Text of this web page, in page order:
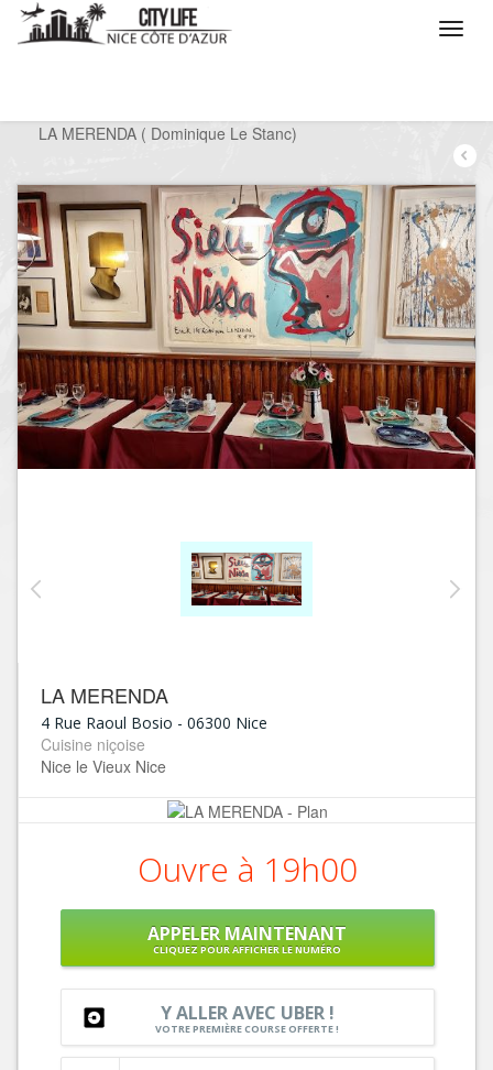
LA MERENDA ( Dominique Le Stanc)
LA MERENDA
4 Rue Raoul Bosio - 06300 Nice
Cuisine niçoise
Nice le Vieux Nice
Ouvre à 19h00
APPELER MAINTENANT
CLIQUEZ POUR AFFICHER LE NUMÉRO
Y ALLER AVEC UBER !
VOTRE PREMIÈRE COURSE OFFERTE !